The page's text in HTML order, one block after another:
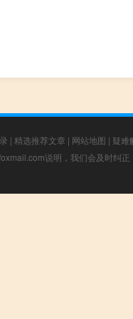
| 精选推荐文章 | 网站地图 | 疑难
说明，我们会及时纠正